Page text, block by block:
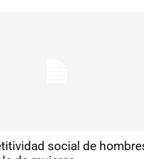
social de